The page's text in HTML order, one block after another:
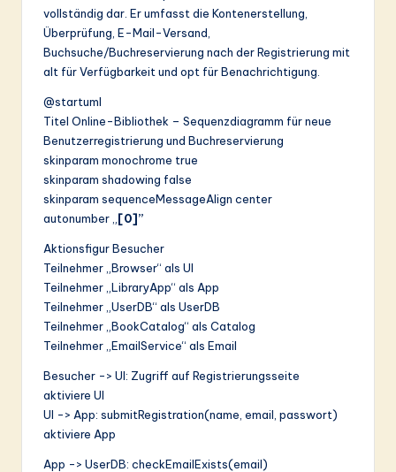
vollständig dar. Er umfasst die Kontenerstellung,
Überprüfung, E-Mail-Versand,
Buchsuche/Buchreservierung nach der Registrierung mit
alt für Verfügbarkeit und opt für Benachrichtigung.
@startuml
Titel Online-Bibliothek – Sequenzdiagramm für neue
Benutzerregistrierung und Buchreservierung
skinparam monochrome true
skinparam shadowing false
skinparam sequenceMessageAlign center
autonumber „ [0]”
Aktionsfigur Besucher
Teilnehmer „Browser“ als UI
Teilnehmer „LibraryApp“ als App
Teilnehmer „UserDB“ als UserDB
Teilnehmer „BookCatalog“ als Catalog
Teilnehmer „EmailService“ als Email
Besucher -> UI: Zugriff auf Registrierungsseite
aktiviere UI
UI -> App: submitRegistration(name, email, passwort)
aktiviere App
App -> UserDB: checkEmailExists(email)